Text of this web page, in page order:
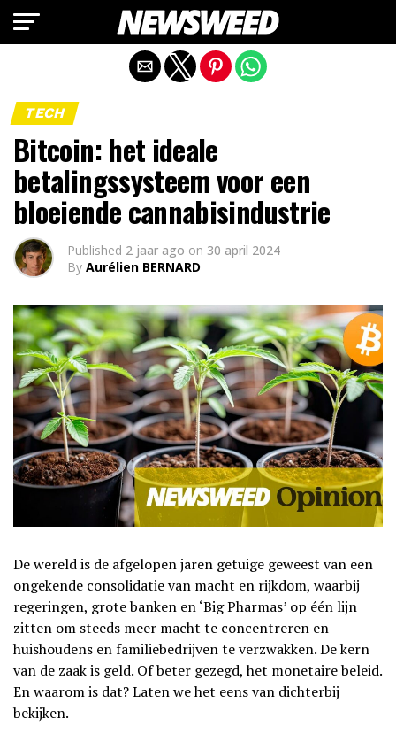
TECH
Bitcoin: het ideale
betalingssysteem voor een
bloeiende cannabisindustrie
Published 2 jaar ago on 30 april 2024
By Aurélien BERNARD
De wereld is de afgelopen jaren getuige geweest van een
ongekende consolidatie van macht en rijkdom, waarbij
regeringen, grote banken en ‘Big Pharmas’ op één lijn
zitten om steeds meer macht te concentreren en
huishoudens en familiebedrijven te verzwakken. De kern
van de zaak is geld. Of beter gezegd, het monetaire beleid.
En waarom is dat? Laten we het eens van dichterbij
bekijken.
Mobiele versie afsluiten